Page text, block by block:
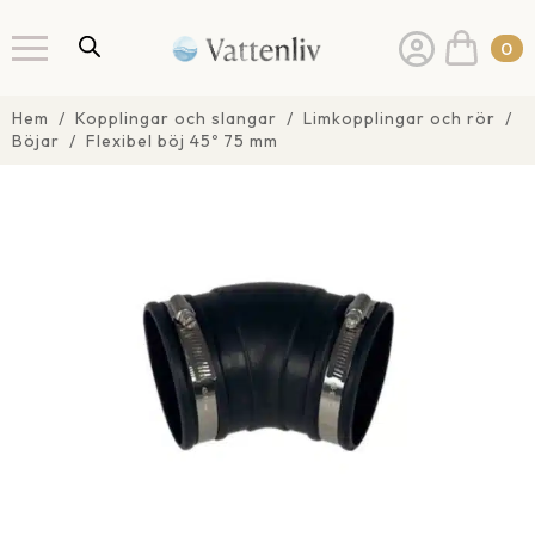
0
Hem Kopplingar och slangar
Limkopplingar och rör
Böjar
Flexibel böj 45º 75 mm